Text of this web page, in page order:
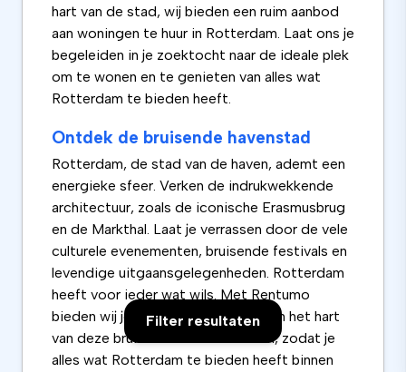
Filter resultaten
hart van de stad, wij bieden een ruim aanbod
aan woningen te huur in Rotterdam. Laat ons je
begeleiden in je zoektocht naar de ideale plek
om te wonen en te genieten van alles wat
Rotterdam te bieden heeft.
Ontdek de bruisende havenstad
Rotterdam, de stad van de haven, ademt een
energieke sfeer. Verken de indrukwekkende
architectuur, zoals de iconische Erasmusbrug
en de Markthal. Laat je verrassen door de vele
culturele evenementen, bruisende festivals en
levendige uitgaansgelegenheden. Rotterdam
heeft voor ieder wat wils. Met Rentumo
bieden wij jou de mogelijkheid om in het hart
van deze bruisende stad te wonen, zodat je
alles wat Rotterdam te bieden heeft binnen